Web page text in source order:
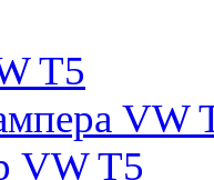
T5
VW
VW T5